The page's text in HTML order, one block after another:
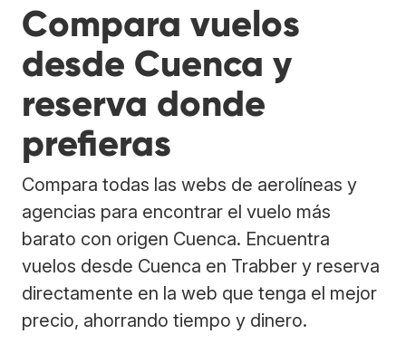
Compara vuelos
desde Cuenca y
reserva donde
prefieras
Compara todas las webs de aerolíneas y
agencias para encontrar el vuelo más
barato con origen Cuenca. Encuentra
vuelos desde Cuenca en Trabber y reserva
directamente en la web que tenga el mejor
precio, ahorrando tiempo y dinero.